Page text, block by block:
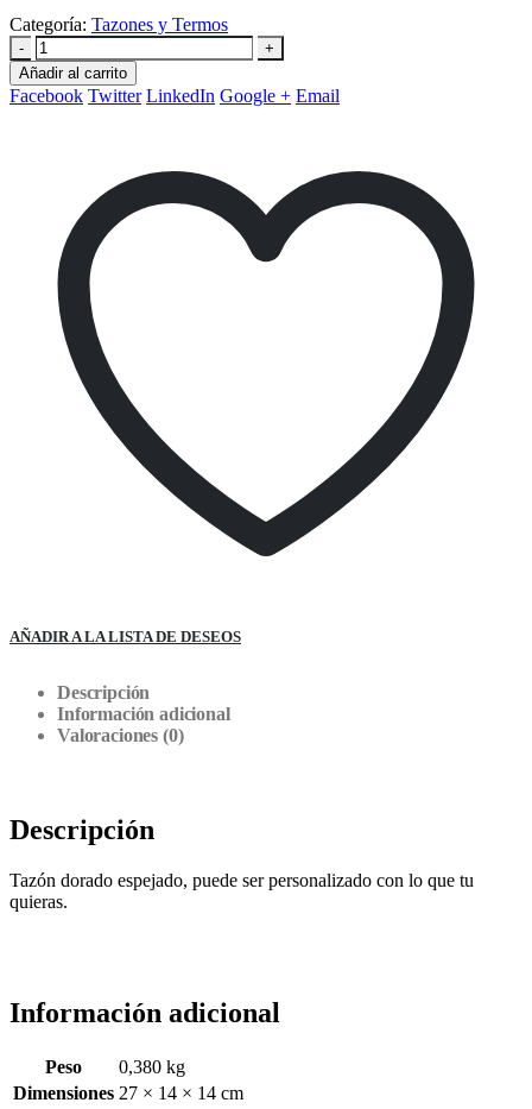
Categoría: Tazones y Termos
-
+
Añadir al carrito
Facebook Twitter LinkedIn Google + Email
AÑADIR A LA LISTA DE DESEOS
Descripción
Información adicional
Valoraciones (0)
Descripción
Tazón dorado espejado, puede ser personalizado con lo que tu
quieras.
Información adicional
Peso
0,380 kg
Dimensiones 27 × 14 × 14 cm